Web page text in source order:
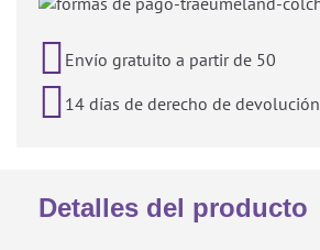
 Envío gratuito a partir de 50
 14 días de derecho de devolución
Detalles del producto